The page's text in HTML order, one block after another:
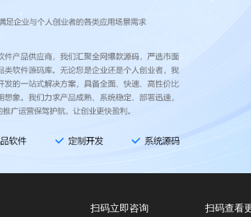
扫码立即咨询 扫码查看